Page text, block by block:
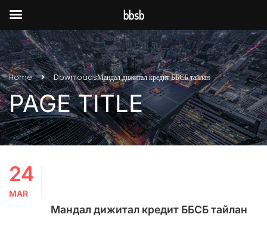
Home DownloadsМандал дижитал кредит ББСБ тайлан
PAGE TITLE
24
MAR
Мандал дижитал кредит ББСБ тайлан
bbsb